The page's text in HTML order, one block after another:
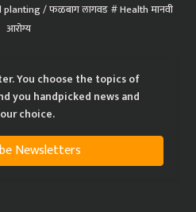
planting / फळबाग लागवड Health मानवी
आरोग्य
You choose the topics of
you handpicked news and
choice.
Newsletters